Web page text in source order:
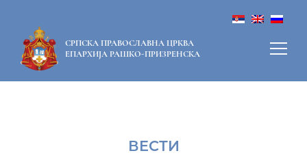
СРПСКА ПРАВОСЛАВНА ЦРКВА
ЕПАРХИЈА РАШКО-ПРИЗРЕНСКА
ВЕСТИ